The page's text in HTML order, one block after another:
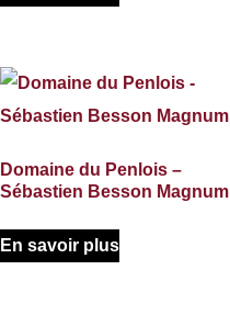
Domaine du Penlois –
Sébastien Besson Magnum
En savoir plus